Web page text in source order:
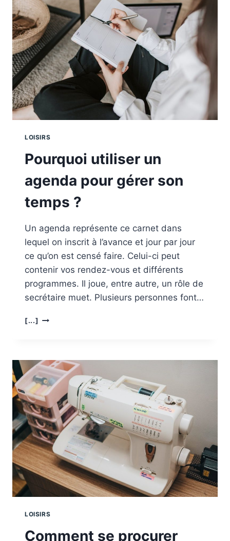
QUALITÉ
?
LOISIRS
Pourquoi utiliser un
agenda pour gérer son
temps ?
Un agenda représente ce carnet dans
lequel on inscrit à l’avance et jour par jour
ce qu’on est censé faire. Celui-ci peut
contenir vos rendez-vous et différents
programmes. Il joue, entre autre, un rôle de
secrétaire muet. Plusieurs personnes font…
[...] POURQUOI
POUR
GÉRER
SON
TEMPS ?
LOISIRS
Comment se procurer